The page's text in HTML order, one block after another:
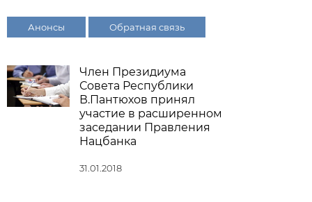
Анонсы Обратная связь
Член Президиума
Совета Республики
В.Пантюхов принял
участие в расширенном
заседании Правления
Нацбанка
31.01.2018